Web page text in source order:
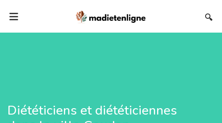
🔍
Diététiciens et diététiciennes